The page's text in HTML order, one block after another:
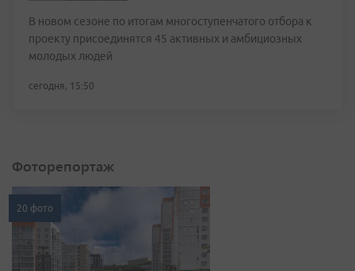
В новом сезоне по итогам многоступенчатого отбора к
проекту присоединятся 45 активных и амбициозных
молодых людей
сегодня, 15:50
Фоторепортаж
20 фото